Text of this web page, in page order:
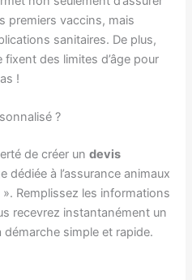
premiers vaccins, mais
sanitaires. De plus,
fixent des limites d’âge pour
!
?
de créer undevis
dédiée à l’assurance animaux
Remplissez les informations
recevrez instantanément un
simple et rapide.